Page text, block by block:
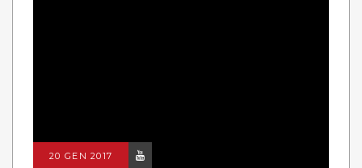
20 GEN 2017